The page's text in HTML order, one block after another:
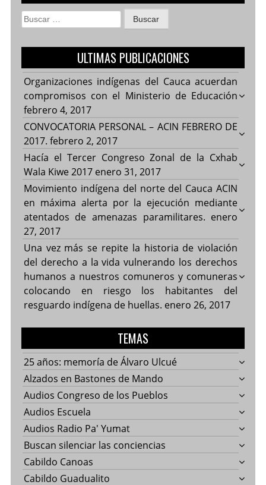
Buscar:
ULTIMAS PUBLICACIONES
Organizaciones indígenas del Cauca acuerdan
compromisos con el Ministerio de Educación
febrero 4, 2017
CONVOCATORIA PERSONAL – ACIN FEBRERO DE
2017. febrero 2, 2017
Hacía el Tercer Congreso Zonal de la Cxhab
Wala Kiwe 2017 enero 31, 2017
Movimiento indígena del norte del Cauca ACIN
en máxima alerta por la ejecución mediante
atentados de amenazas paramilitares. enero
27, 2017
Una vez más se repite la historia de violación
del derecho a la vida vulnerando los derechos
humanos a nuestros comuneros y comuneras
colocando en riesgo los habitantes del
resguardo indígena de huellas. enero 26, 2017
TEMAS
25 años: memoría de Álvaro Ulcué
Alzados en Bastones de Mando
Audios Congreso de los Pueblos
Audios Escuela
Audios Radio Pa' Yumat
Buscan silenciar las conciencias
Cabildo Canoas
Cabildo Guadualito